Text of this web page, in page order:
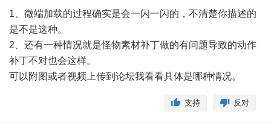
1、微端加载的过程确实是会一闪一闪的，不清楚你描述的
是不是这种。
2、还有一种情况就是怪物素材补丁做的有问题导致的动作
补丁不对也会这样。
可以附图或者视频上传到论坛我看看具体是哪种情况。
反对
支持